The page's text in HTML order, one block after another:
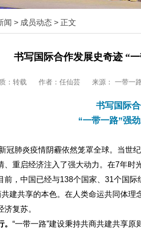
闻 > 成员动态 > 正文
书写国际合作发展史奇迹 “
：转载 作者：任仙芸 来源： 一带一
书写国际
“一带一路”强
冠肺炎疫情阴霾依然笼罩全球。当世
、重启经济注入了强大动力。在7年时
前，中国已经与138个国家、31个国
共建共享的本色。在人类命运共同体
复苏。
“一带一路”建设秉持共商共建共享